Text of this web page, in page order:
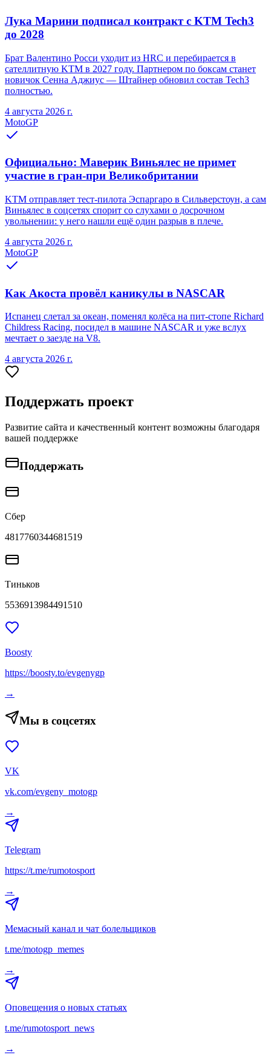
Лука Марини подписал контракт с KTM Tech3
до 2028
Брат Валентино Росси уходит из HRC и перебирается в
сателлитную KTM в 2027 году. Партнером по боксам станет
новичок Сенна Аджиус — Штайнер обновил состав Tech3
полностью.
4 августа 2026 г.
MotoGP
Официально: Маверик Виньялес не примет
участие в гран-при Великобритании
KTM отправляет тест-пилота Эспаргаро в Сильверстоун, а сам
Виньялес в соцсетях спорит со слухами о досрочном
увольнении: у него нашли ещё один разрыв в плече.
4 августа 2026 г.
MotoGP
Как Акоста провёл каникулы в NASCAR
Испанец слетал за океан, поменял колёса на пит-стопе Richard
Childress Racing, посидел в машине NASCAR и уже вслух
мечтает о заезде на V8.
4 августа 2026 г.
Поддержать проект
Развитие сайта и качественный контент возможны благодаря
вашей поддержке
Поддержать
Сбер
4817760344681519
Тиньков
5536913984491510
Boosty
https://boosty.to/evgenygp
→
Мы в соцсетях
VK
vk.com/evgeny_motogp
→
Telegram
https://t.me/rumotosport
→
Мемасный канал и чат болельщиков
t.me/motogp_memes
→
Оповещения о новых статьях
t.me/rumotosport_news
→